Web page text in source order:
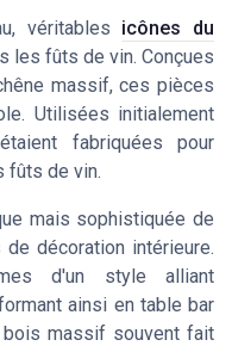
véritables icônes du
les fûts de vin. Conçues
massif, ces pièces
Utilisées initialement
fabriquées pour
fûts de vin.
mais sophistiquée de
décoration intérieure.
d'un style alliant
ainsi en table bar
bois massif souvent fait